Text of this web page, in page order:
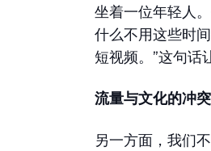
坐着一位年轻人
什么不用这些时
短视频。”这句话
流量与文化的冲突
另一方面，我们